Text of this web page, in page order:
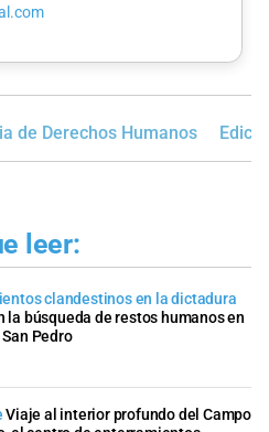
de Derechos Humanos
leer:
clandestinos en la dictadura
la búsqueda de restos humanos en
Pedro
Viaje al interior profundo del Campo